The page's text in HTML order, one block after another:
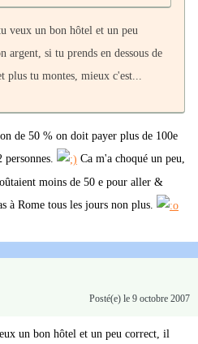
veux un bon hôtel et un peu
argent, si tu prends en dessous de
plus tu montes, mieux c'est...
de 50 % on doit payer plus de 100e
Ca m'a choqué un peu,
moins de 50 e pour aller &
à Rome tous les jours non plus.
Posté(e) le 9 octobre 2007
un bon hôtel et un peu correct, il